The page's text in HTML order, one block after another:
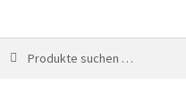
nach: